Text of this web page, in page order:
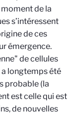
de la
s’intéressent
de ces
émergence.
de cellules
longtemps été
probable (la
est celle qui est
de nouvelles